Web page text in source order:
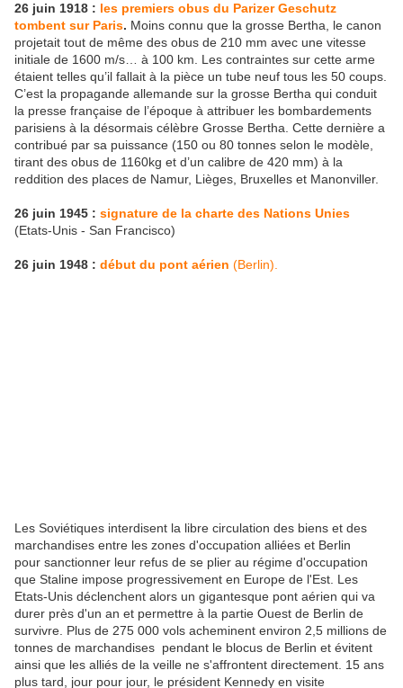
26 juin 1918 : les premiers obus du Parizer Geschutz
tombent sur Paris. Moins connu que la grosse Bertha, le canon
projetait tout de même des obus de 210 mm avec une vitesse
initiale de 1600 m/s… à 100 km. Les contraintes sur cette arme
étaient telles qu’il fallait à la pièce un tube neuf tous les 50 coups.
C’est la propagande allemande sur la grosse Bertha qui conduit
la presse française de l’époque à attribuer les bombardements
parisiens à la désormais célèbre Grosse Bertha. Cette dernière a
contribué par sa puissance (150 ou 80 tonnes selon le modèle,
tirant des obus de 1160kg et d’un calibre de 420 mm) à la
reddition des places de Namur, Lièges, Bruxelles et Manonviller.
26 juin 1945 : signature de la charte des Nations Unies
(Etats-Unis - San Francisco)
26 juin 1948 : début du pont aérien (Berlin).
Les Soviétiques interdisent la libre circulation des biens et des
marchandises entre les zones d'occupation alliées et Berlin
pour sanctionner leur refus de se plier au régime d'occupation
que Staline impose progressivement en Europe de l'Est. Les
Etats-Unis déclenchent alors un gigantesque pont aérien qui va
durer près d'un an et permettre à la partie Ouest de Berlin de
survivre. Plus de 275 000 vols acheminent environ 2,5 millions de
tonnes de marchandises pendant le blocus de Berlin et évitent
ainsi que les alliés de la veille ne s'affrontent directement. 15 ans
plus tard, jour pour jour, le président Kennedy en visite